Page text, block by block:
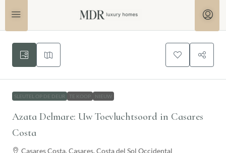
SLEUTEL OP DE DEUR TE KOOP NIEUW
Azata Delmare: Uw Toevluchtsoord in Casares
Costa
Casares Costa, Casares, Costa del Sol Occidental